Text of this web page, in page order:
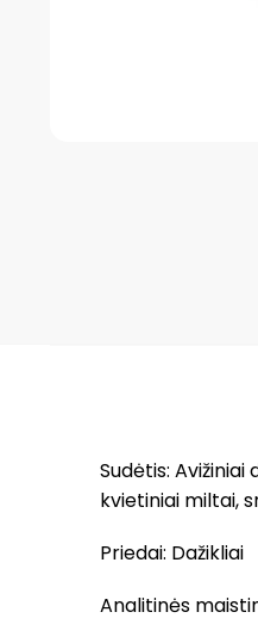
Sudėtis:
kvietiniai miltai,
Priedai: Dažikliai
Analitinės